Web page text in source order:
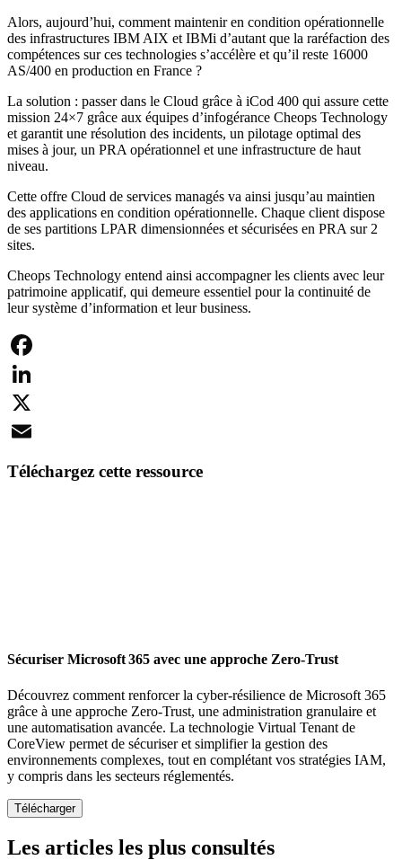
Alors, aujourd’hui, comment maintenir en condition opérationnelle
des infrastructures IBM AIX et IBMi d’autant que la raréfaction des
compétences sur ces technologies s’accélère et qu’il reste 16000
AS/400 en production en France ?
La solution : passer dans le Cloud grâce à iCod 400 qui assure cette
mission 24×7 grâce aux équipes d’infogérance Cheops Technology
et garantit une résolution des incidents, un pilotage optimal des
mises à jour, un PRA opérationnel et une infrastructure de haut
niveau.
Cette offre Cloud de services managés va ainsi jusqu’au maintien
des applications en condition opérationnelle. Chaque client dispose
de ses partitions LPAR dimensionnées et sécurisées en PRA sur 2
sites.
Cheops Technology entend ainsi accompagner les clients avec leur
patrimoine applicatif, qui demeure essentiel pour la continuité de
leur système d’information et leur business.
Facebook
LinkedIn
X
Téléchargez cette ressource
Sécuriser Microsoft 365 avec une approche Zero-Trust
Découvrez comment renforcer la cyber-résilience de Microsoft 365
grâce à une approche Zero-Trust, une administration granulaire et
une automatisation avancée. La technologie Virtual Tenant de
CoreView permet de sécuriser et simplifier la gestion des
environnements complexes, tout en complétant vos stratégies IAM,
y compris dans les secteurs réglementés.
Les articles les plus consultés